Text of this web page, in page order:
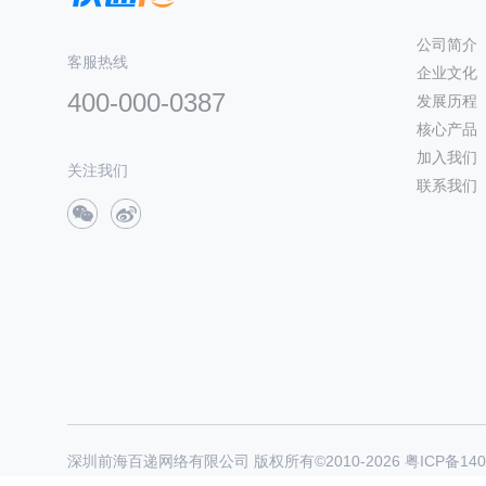
客服热线
400-000-0387
关注我们
公司简介
企业文化
发展历程
核心产品
加入我们
联系我们
深圳前海百递网络有限公司 版权所有©2010-2026 粤ICP备